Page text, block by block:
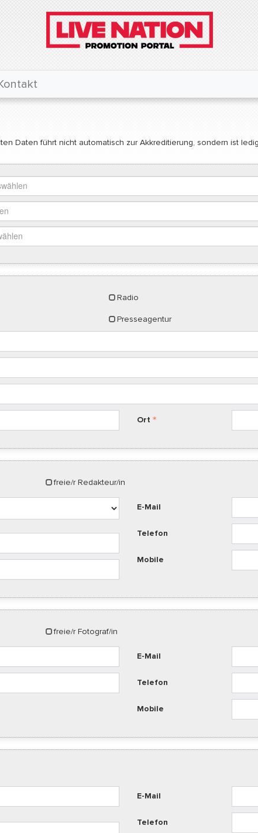
Daten führt nicht automatisch zur Akkreditierung, sondern ist
Radio
Presseagentur
Ort
freie/r Redakteur/in
E-Mail
Telefon
Mobile
freie/r Fotograf/in
E-Mail
Telefon
Mobile
E-Mail
Telefon